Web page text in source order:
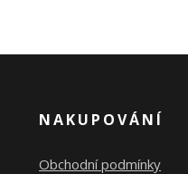
NAKUPOVÁNÍ
Obchodní podmínky